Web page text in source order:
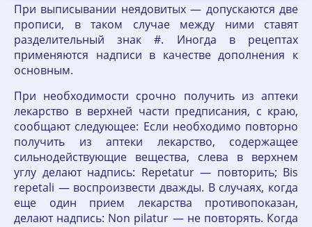
При выписывании неядовитых — допускаются две
прописи, в таком случае между ними ставят
разделительный знак #. Иногда в рецептах
применяются надписи в качестве дополнения к
основным.
При необходимости срочно получить из аптеки
лекарство в верхней части предписания, с краю,
сообщают следующее: Если необходимо повторно
получить из аптеки лекарство, содержащее
сильнодействующие вещества, слева в верхнем
углу делают надпись: Repetatur — повторить; Bis
repetali — воспроизвести дважды. В случаях, когда
еще один прием лекарства противопоказан,
делают надпись: Non pilatur — не повторять. Когда